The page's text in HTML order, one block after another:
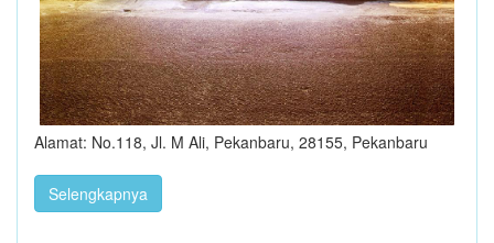
Alamat: No.118, Jl. M Ali, Pekanbaru, 28155, Pekanbaru
Selengkapnya